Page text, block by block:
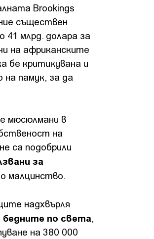
Brookings
съществен
млрд. долара за
на африканските
бе критикувана и
памук, за да
мюсюлмани в
на
са подобрили
за
малцинство.
надхвърля
бедните по света
на 380 000